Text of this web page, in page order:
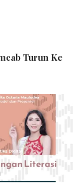
Turun Ke